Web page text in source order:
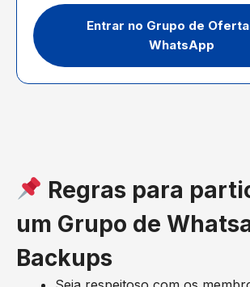
Entrar no Grupo de
WhatsApp
Regras para
um Grupo de
Backups